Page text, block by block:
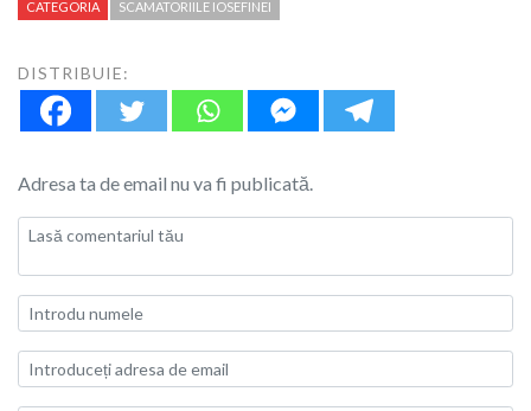
CATEGORIA SCAMATORIILE IOSEFINEI
DISTRIBUIE:
Adresa ta de email nu va fi publicată.